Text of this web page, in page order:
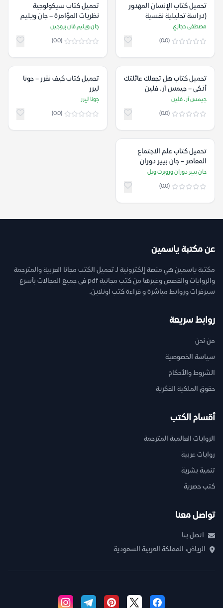
تحميل كتاب الإنسان المهدور
(دراسة تحليلية نفسية
اجتماعية) – مصطفى حجازي
مصطفى حجازي
(0.0)
تحميل كتاب سيكولوجية
نظريات المؤامرة – جان ويليم
فان بروجين
جان ويليم فان بروجين
(0.0)
تحميل كتاب هل تجعلك عائلتك
أذكى – جيمس آر. فلين
جيمس آر. فلين
(0.0)
تحميل كتاب كيف نقرر – جونا
ليرر
جونا ليرر
(0.0)
تحميل كتاب علم الاجتماع
المعاصر – جان بيير دوران
وروبرت ويل
جان بيير دوران وروبرت ويل
(0.0)
عن مكتبة ياسمين
مكتبة ياسمين هي منصة إلكترونية لـ تحميل الكتب مجانا العربية والمترجمة
والروايات والقصص وغيرها من كتب مجانية pdf فى جميع المجالات بأسرع
سيرفرات وروابط مباشرة و قراءة كتب اونلاين.
روابط سريعة
من نحن
سياسة الخصوصية
الشروط والأحكام
حقوق الملكية الفكرية
أقسام الكتب
الروايات العالمية المترجمة
روايات عربية
تنمية بشرية
كتب حصرية
تواصل معنا
اتصل بنا
الرياض، المملكة العربية السعودية